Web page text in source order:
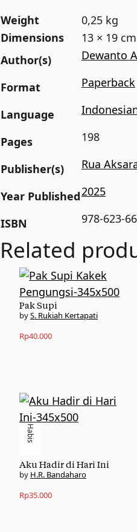
Weight
0,25 kg
Dimensions
13 × 19 cm
Author(s)
Dewanto
Format Paperback
Language
Pages 198
Publisher(s) Rua
Year Published2025
ISBN 978-623-
Related
Pak Supi
S. Rukiah Kertapati
Rp40.000
Habis
Aku Hadir di Hari Ini
H.R. Bandaharo
Rp35.000